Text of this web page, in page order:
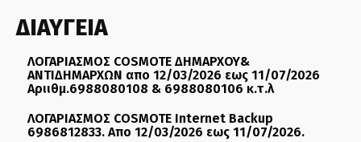
ΔΙΑΥΓΕΙΑ
ΛΟΓΑΡΙΑΣΜΟΣ COSMOTE ΔΗΜΑΡΧΟΥ&
ΑΝΤΙΔΗΜΑΡΧΩΝ απο 12/03/2026 εως 11/07/2026
Αριιθμ.6988080108 & 6988080106 κ.τ.λ
ΛΟΓΑΡΙΑΣΜΟΣ COSMOTE Internet Backup
6986812833. Απο 12/03/2026 εως 11/07/2026.